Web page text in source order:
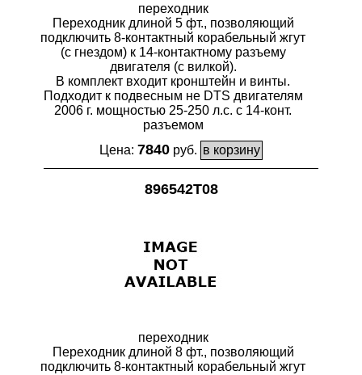
переходник
Переходник длиной 5 фт., позволяющий
подключить 8-контактный корабельный жгут
(с гнездом) к 14-контактному разъему
двигателя (с вилкой).
В комплект входит кронштейн и винты.
Подходит к подвесным не DTS двигателям
2006 г. мощностью 25-250 л.с. с 14-конт.
разъемом
Цена: 7840 руб.
896542T08
переходник
Переходник длиной 8 фт., позволяющий
подключить 8-контактный корабельный жгут